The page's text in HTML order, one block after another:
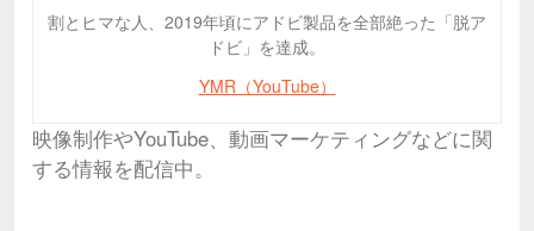
割とヒマな人、2019年頃にアドビ製品を全部絶った「脱ア
ドビ」を達成。
YMR（YouTube）
映像制作やYouTube、動画マーケティングなどに関
する情報を配信中。